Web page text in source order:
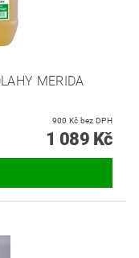
MERIDA
900 Kč bez DPH
1 089 Kč